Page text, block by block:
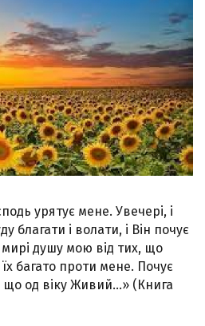
урятує мене. Увечері, і
благати і волати, і Він почує
мирі душу мою від тих, що
багато проти мене. Почує
що од віку Живий…» (Книга